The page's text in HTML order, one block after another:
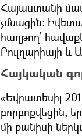
Հայաստանի
չմնացին: Իվետա
հաղթող՝
Բուլղարիայի և
Հայկական
«Եվրատեսիլ
բորբոքվեցին,
մի քանիսի